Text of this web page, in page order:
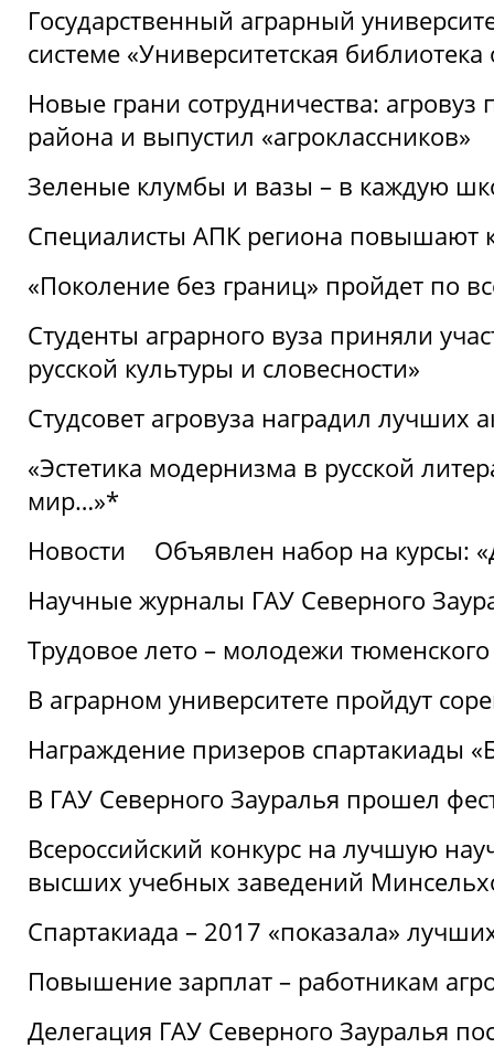
Государственный аграрный
системе «Университетская
Новые грани сотрудничества:
района и выпустил «агроклассников»
Зеленые клумбы и вазы – в каждую
Специалисты АПК региона повышают
«Поколение без границ» пройдет по
Студенты аграрного вуза приняли
русской культуры и словесности»
Студсовет агровуза наградил лучших
«Эстетика модернизма в русской
мир…»*
Новости
Объявлен набор на курсы:
Научные журналы ГАУ Северного
Трудовое лето – молодежи
В аграрном университете пройдут
Награждение призеров спартакиады
В ГАУ Северного Зауралья прошел
Всероссийский конкурс на лучшую
высших учебных заведений
Спартакиада – 2017 «показала»
Повышение зарплат – работникам
Делегация ГАУ Северного Зауралья